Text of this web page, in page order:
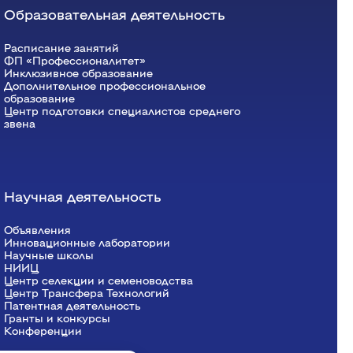
Образовательная деятельность
Расписание занятий
ФП «Профессионалитет»
Инклюзивное образование
Дополнительное профессиональное
образование
Центр подготовки специалистов среднего
звена
Научная деятельность
Объявления
Инновационные лаборатории
Научные школы
НИИЦ
Центр селекции и семеноводства
Центр Трансфера Технологий
Патентная деятельность
Гранты и конкурсы
Конференции